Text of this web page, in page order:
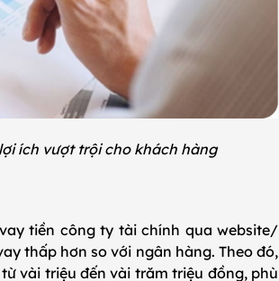
ích vượt trội cho khách hàng
tiền công ty tài chính qua website/
thấp hơn so với ngân hàng. Theo đó,
vài triệu đến vài trăm triệu đồng, phù